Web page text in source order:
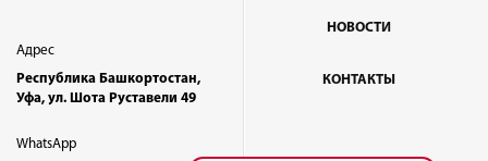
Адрес
Республика Башкортостан,
Уфа, ул. Шота Руставели 49
WhatsApp
НОВОСТИ
КОНТАКТЫ